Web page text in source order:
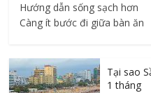
Hướng dẫn sống sạch hơn
Càng ít bước đi giữa bàn ăn
Tại sao
1 tháng